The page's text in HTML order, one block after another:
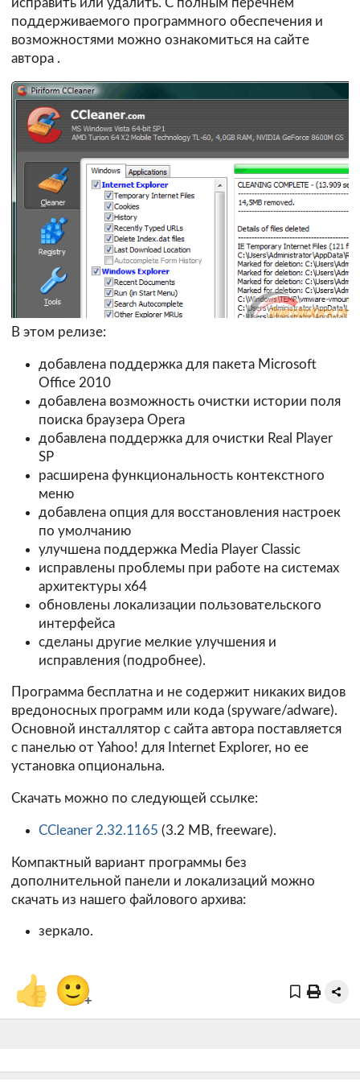
исправить или удалить. C полным перечнем
поддерживаемого программного обеспечения и
возможностями можно ознакомиться на сайте
автора .
В этом релизе:
добавлена поддержка для пакета Microsoft
Office 2010
добавлена возможность очистки истории поля
поиска браузера Opera
добавлена поддержка для очистки Real Player
SP
расширена функциональность контекстного
меню
добавлена опция для восстановления настроек
по умолчанию
улучшена поддержка Media Player Classic
исправлены проблемы при работе на системах
архитектуры х64
обновлены локализации пользовательского
интерфейса
сделаны другие мелкие улучшения и
исправления (подробнее).
Программа бесплатна и не содержит никаких видов
вредоносных программ или кода (spyware/adware).
Основной инсталлятор с сайта автора поставляется
с панелью от Yahoo! для Internet Explorer, но ее
установка опциональна.
Скачать можно по следующей ссылке:
CCleaner 2.32.1165 (3.2 MB, freeware).
Компактный вариант программы без
дополнительной панели и локализаций можно
скачать из нашего файлового архива:
зеркало.
👍 🙂+